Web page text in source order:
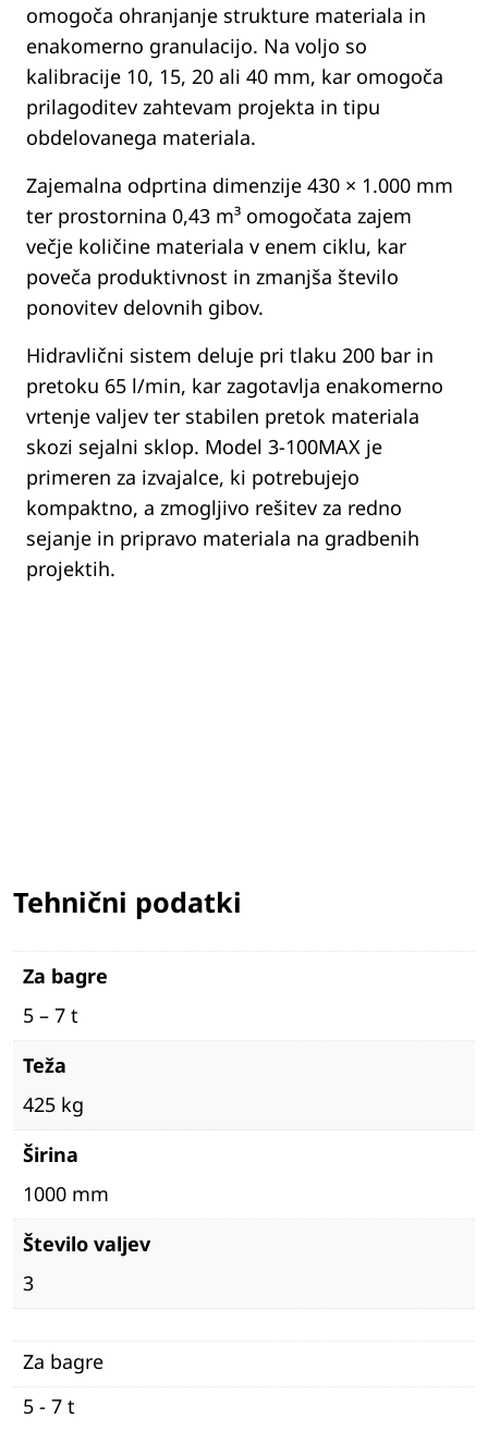
omogoča ohranjanje strukture materiala in
enakomerno granulacijo. Na voljo so
kalibracije 10, 15, 20 ali 40 mm, kar omogoča
prilagoditev zahtevam projekta in tipu
obdelovanega materiala.
Zajemalna odprtina dimenzije 430 × 1.000 mm
ter prostornina 0,43 m³ omogočata zajem
večje količine materiala v enem ciklu, kar
poveča produktivnost in zmanjša število
ponovitev delovnih gibov.
Hidravlični sistem deluje pri tlaku 200 bar in
pretoku 65 l/min, kar zagotavlja enakomerno
vrtenje valjev ter stabilen pretok materiala
skozi sejalni sklop. Model 3-100MAX je
primeren za izvajalce, ki potrebujejo
kompaktno, a zmogljivo rešitev za redno
sejanje in pripravo materiala na gradbenih
projektih.
Tehnični podatki
Za bagre
5 – 7 t
Teža
425 kg
Širina
1000 mm
Število valjev
3
Za bagre
5 - 7 t